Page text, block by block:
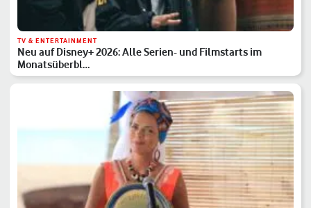
TV & ENTERTAINMENT
Neu auf Disney+ 2026: Alle Serien- und Filmstarts im
Monatsüberbl…